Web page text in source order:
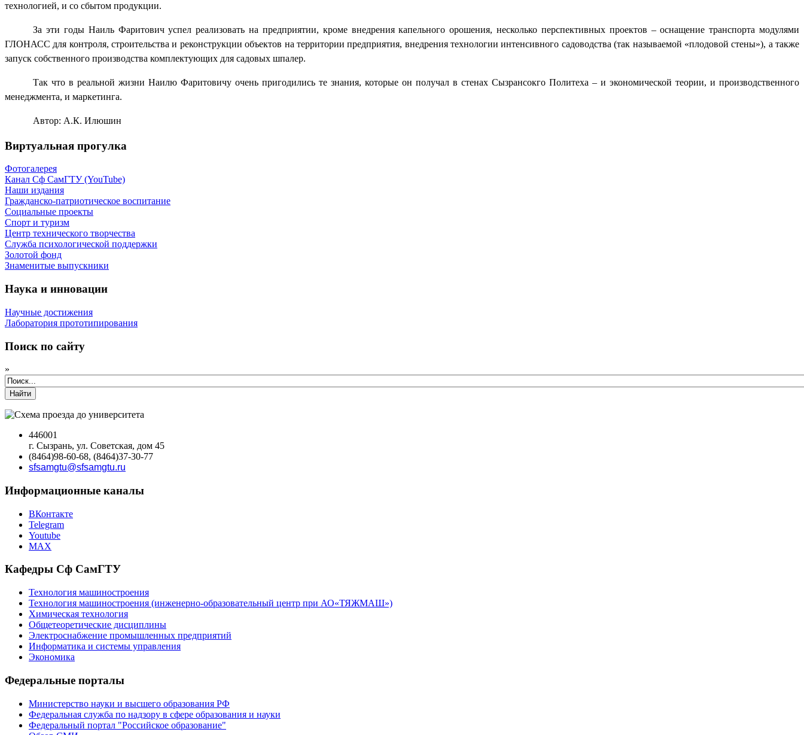
технологией, и со сбытом продукции.
За эти годы Наиль Фаритович успел реализовать на предприятии, кроме внедрения капельного орошения, несколько перспективных проектов – оснащение транспорта модулями
ГЛОНАСС для контроля, строительства и реконструкции объектов на территории предприятия, внедрения технологии интенсивного садоводства (так называемой «плодовой стены»), а также
запуск собственного производства комплектующих для садовых шпалер.
Так что в реальной жизни Наилю Фаритовичу очень пригодились те знания, которые он получал в стенах Сызрансокго Политеха – и экономической теории, и производственного
менеджмента, и маркетинга.
Автор: А.К. Илюшин
Виртуальная прогулка
Фотогалерея
Канал Сф СамГТУ (YouTube)
Наши издания
Гражданско-патриотическое воспитание
Социальные проекты
Спорт и туризм
Центр технического творчества
Служба психологической поддержки
Золотой фонд
Знаменитые выпускники
Наука и инновации
Научные достижения
Лаборатория прототипирования
Поиск по сайту
»
Найти
446001
г. Сызрань, ул. Советская, дом 45
(8464)98-60-68, (8464)37-30-77
sfsamgtu@sfsamgtu.ru
Информационные каналы
ВКонтакте
Telegram
Youtube
MAX
Кафедры Сф СамГТУ
Технология машиностроения
Технология машиностроения (инженерно-образовательный центр при АО«ТЯЖМАШ»)
Химическая технология
Общетеоретические дисциплины
Электроснабжение промышленных предприятий
Информатика и системы управления
Экономика
Федеральные порталы
Министерство науки и высшего образования РФ
Федеральная служба по надзору в сфере образования и науки
Федеральный портал "Российское образование"